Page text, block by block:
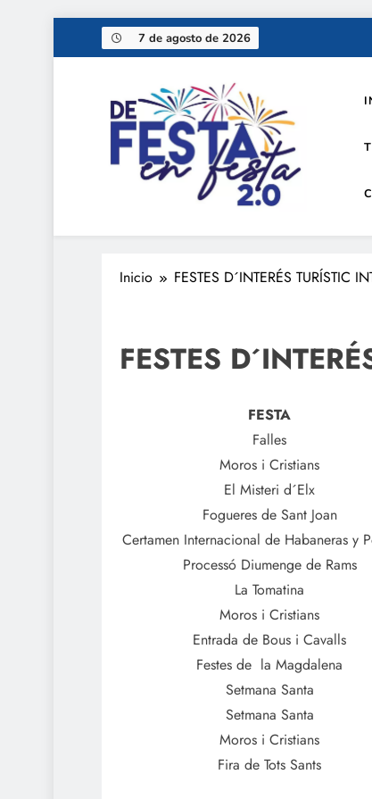
7 de agosto de 2026
De festa en festa 2.0
Inicio FESTES D´INTERÉS TURÍSTIC
FESTES
FESTA
Falles
Moros i Cristians
El Misteri d´Elx
Fogueres de Sant Joan
Certamen Internacional de Habaneras y
Processó Diumenge de Rams
La Tomatina
Moros i Cristians
Entrada de Bous i Cavalls
Festes de la Magdalena
Setmana Santa
Setmana Santa
Moros i Cristians
Fira de Tots Sants